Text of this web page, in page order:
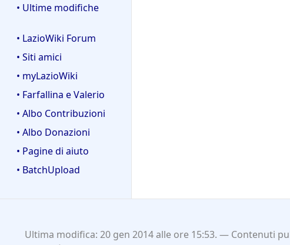
• Ultime modifiche
• LazioWiki Forum
• Siti amici
• myLazioWiki
• Farfallina e Valerio
• Albo Contribuzioni
• Albo Donazioni
• Pagine di aiuto
• BatchUpload
Ultima modifica: 20 gen 2014 alle ore 15:53. Contenuti